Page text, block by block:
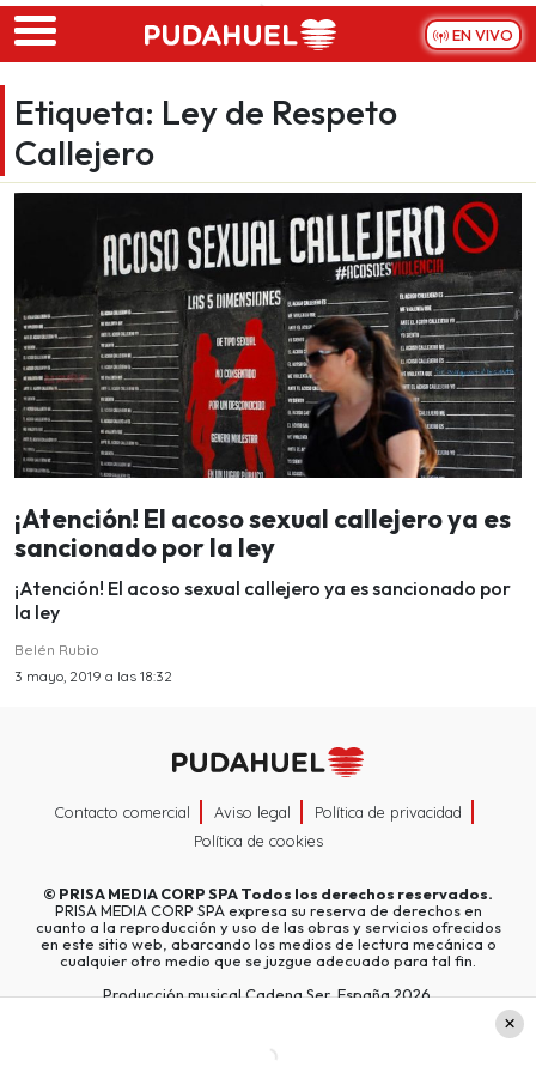
Skip to main content
EN VIVO
Etiqueta: Ley de Respeto
Callejero
¡Atención! El acoso sexual callejero ya es
sancionado por la ley
¡Atención! El acoso sexual callejero ya es sancionado por
la ley
Belén Rubio
3 mayo, 2019 a las 18:32
Contacto comercial Aviso legal
Política de privacidad
Política de cookies
© PRISA MEDIA CORP SPATodos los derechos reservados.
PRISA MEDIA CORP SPA expresa su reserva de derechos en
cuanto a la reproducción y uso de las obras y servicios ofrecidos
en este sitio web, abarcando los medios de lectura mecánica o
cualquier otro medio que se juzgue adecuado para tal fin.
Producción musical Cadena Ser, España 2026.